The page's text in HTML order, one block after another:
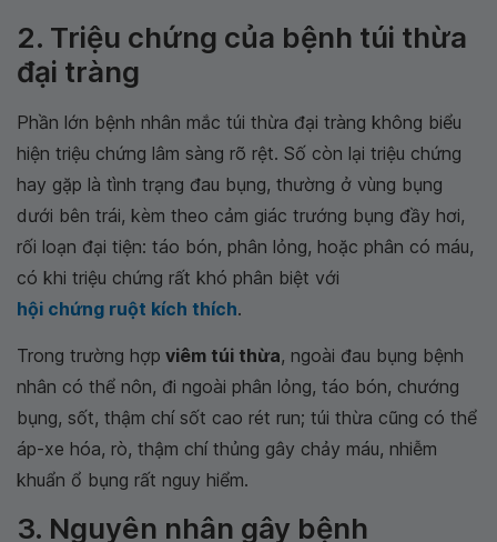
2. Triệu chứng của bệnh túi thừa
đại tràng
Phần lớn bệnh nhân mắc túi thừa đại tràng không biểu
hiện triệu chứng lâm sàng rõ rệt. Số còn lại triệu chứng
hay gặp là tình trạng đau bụng, thường ở vùng bụng
dưới bên trái, kèm theo cảm giác trướng bụng đầy hơi,
rối loạn đại tiện: táo bón, phân lỏng, hoặc phân có máu,
có khi triệu chứng rất khó phân biệt với
hội chứng ruột kích thích.
Trong trường hợp viêm túi thừa, ngoài đau bụng bệnh
nhân có thể nôn, đi ngoài phân lỏng, táo bón, chướng
bụng, sốt, thậm chí sốt cao rét run; túi thừa cũng có thể
áp-xe hóa, rò, thậm chí thủng gây chảy máu, nhiễm
khuẩn ổ bụng rất nguy hiểm.
3. Nguyên nhân gây bệnh